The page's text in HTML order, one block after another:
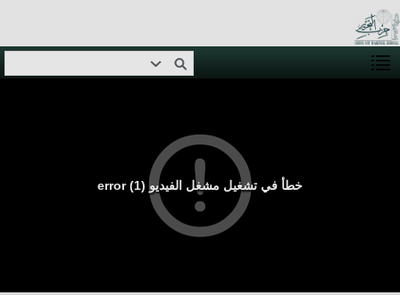
خطأ في تشغيل مشغل الفيديو (1) error